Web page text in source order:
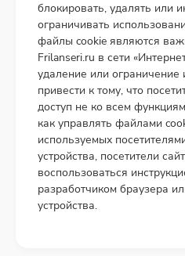
блокировать, удалять или
ограничивать
файлы cookie являются
Frilanseri.ru в сети
удаление или
привести к тому, что
доступ не ко всем
как управлять файлами
используемых
устройства, посетители
воспользоваться
разработчиком браузера
устройства.